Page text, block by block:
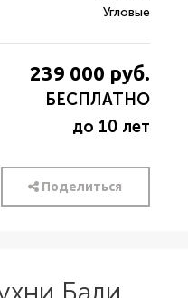
Угловые
239 000 руб.
БЕСПЛАТНО
до 10 лет
Поделиться